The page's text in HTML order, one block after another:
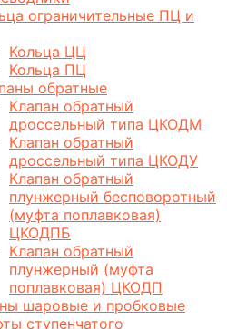
ограничительные ПЦ и
Кольца ЦЦ
Кольца ПЦ
обратные
Клапан обратный
дроссельный типа ЦКОДМ
Клапан обратный
дроссельный типа ЦКОДУ
Клапан обратный
плунжерный бесповоротный
(муфта поплавковая)
ЦКОДПБ
Клапан обратный
плунжерный (муфта
поплавковая) ЦКОДП
шаровые и пробковые
ступенчатого